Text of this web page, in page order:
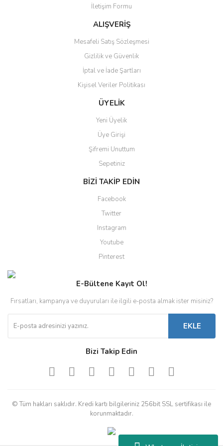
Bu ürüne benzer farklı alternatifler olmalı.
Gönder
İletişim Formu
ALIŞVERİŞ
Mesafeli Satış Sözleşmesi
Gizlilik ve Güvenlik
İptal ve İade Şartları
Kişisel Veriler Politikası
ÜYELİK
Yeni Üyelik
Üye Girişi
Şifremi Unuttum
Sepetiniz
BİZİ TAKİP EDİN
Facebook
Twitter
Instagram
Youtube
Pinterest
E-Bültene Kayıt Ol!
Fırsatları, kampanya ve duyuruları ile ilgili e-posta almak ister misiniz?
EKLE
Bizi Takip Edin
© Tüm hakları saklıdır. Kredi kartı bilgileriniz 256bit SSL sertifikası ile
korunmaktadır.